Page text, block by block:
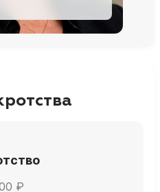
₽